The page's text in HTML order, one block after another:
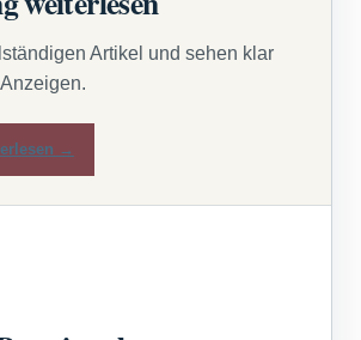
Artikel und sehen klar
→